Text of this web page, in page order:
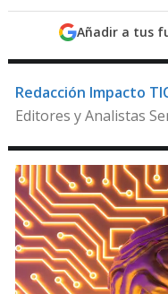
Añadir a tus
Redacción Impacto
Editores y Analistas